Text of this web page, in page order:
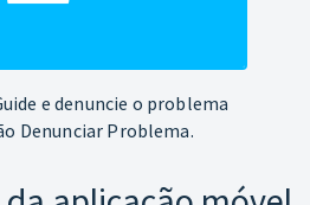
e denuncie o problema
Denunciar Problema.